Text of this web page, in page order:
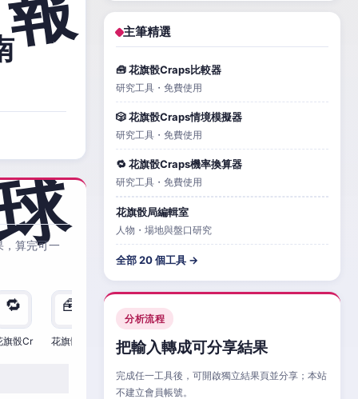
算完可一
🔁
旗骰Cr
🧰
花旗骰Cr
🧮
花旗骰Cr 花旗骰Cr 花旗骰Cr
主筆精選
🧰 花旗骰Craps比較器
研究工具・免費使用
🎲 花旗骰Craps情境模擬器
研究工具・免費使用
🔁 花旗骰Craps機率換算器
研究工具・免費使用
花旗骰局編輯室
人物・場地與盤口研究
全部 20 個工具 →
分析流程
把輸入轉成可分享結果
完成任一工具後，可開啟獨立結果頁並分享；本站
不建立會員帳號。